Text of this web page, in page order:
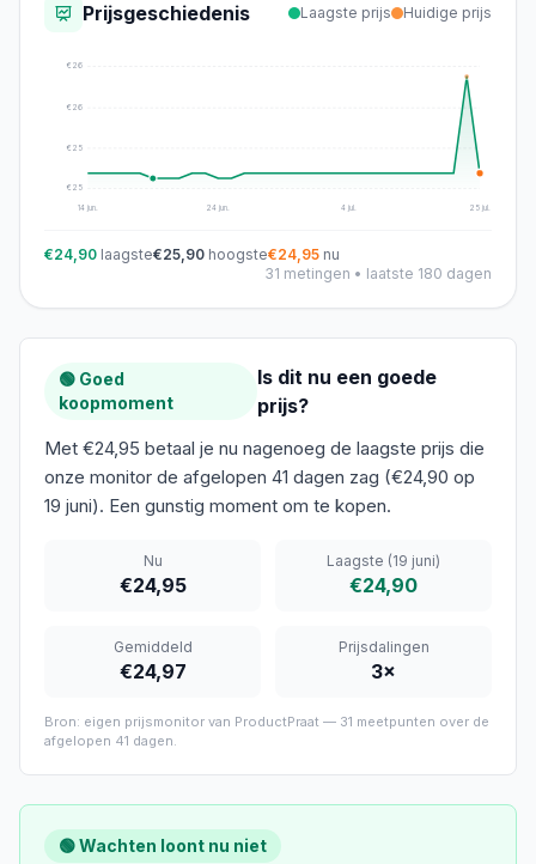
Prijsgeschiedenis Laagste prijs Huidige prijs
€ 25
€ 25
€ 26
€ 26
14 jun. 24 jun. 4 jul. 25 jul.
€24,90 laagste€25,90 hoogste€24,95 nu
31 metingen • laatste 180 dagen
🟢 Goed
koopmoment
Is dit nu een goede
prijs?
Met €24,95 betaal je nu nagenoeg de laagste prijs die
onze monitor de afgelopen 41 dagen zag (€24,90 op
19 juni). Een gunstig moment om te kopen.
Nu
€24,95
Laagste (19 juni)
€24,90
Gemiddeld
€24,97
Prijsdalingen
3×
Bron: eigen prijsmonitor van ProductPraat — 31 meetpunten over de
afgelopen 41 dagen.
🟢 Wachten loont nu niet